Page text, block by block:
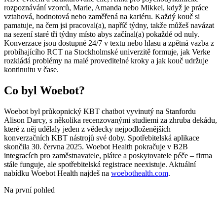
rozpoznávání vzorců, Marie, Amanda nebo Mikkel, když je práce
vztahová, hodnotová nebo zaměřená na kariéru. Každý kouč si
pamatuje, na čem jsi pracoval(a), napříč týdny, takže můžeš navázat
na sezení staré tři týdny místo abys začínal(a) pokaždé od nuly.
Konverzace jsou dostupné 24/7 v textu nebo hlasu a zpětná vazba z
probíhajícího RCT na Stockholmské univerzitě formuje, jak Verke
rozkládá problémy na malé proveditelné kroky a jak kouč udržuje
kontinuitu v čase.
Co byl Woebot?
Woebot byl průkopnický KBT chatbot vyvinutý na Stanfordu
Alison Darcy, s několika recenzovanými studiemi za zhruba dekádu,
které z něj udělaly jeden z vědecky nejpodloženějších
konverzačních KBT nástrojů své doby. Spotřebitelská aplikace
skončila 30. června 2025. Woebot Health pokračuje v B2B
integracích pro zaměstnavatele, plátce a poskytovatele péče – firma
stále funguje, ale spotřebitelská registrace neexistuje. Aktuální
nabídku Woebot Health najdeš na woebothealth.com.
Na první pohled